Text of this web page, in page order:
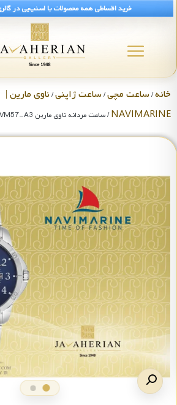
خرید اقساطی همه محصولات با اسنپ‌پی در
خانه/ساعت مچی/ساعت ژاپنی/ناوی مارین |
NAVIMARINE/ ساعت مردانه ناوی مارین NVM57-A3